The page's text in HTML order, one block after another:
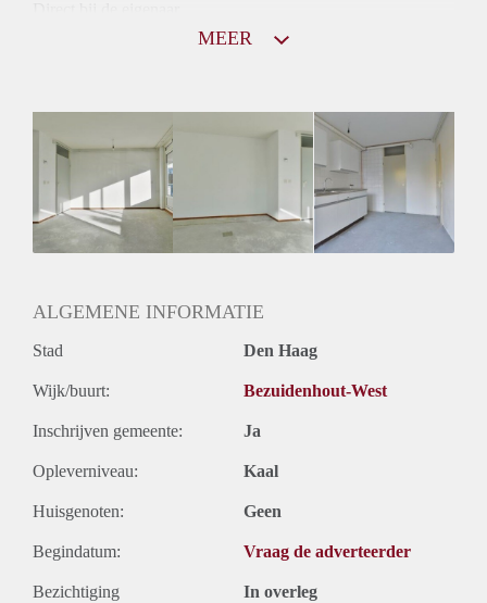
Huurtoeslag
Mogelijk
2,6 X Maandhuur Bruto
Huurtermijn
Onbepaalde termijn
MEER
ALGEMENE INFORMATIE
Stad Den Haag
Wijk/buurt: Bezuidenhout-West
Inschrijven gemeente: Ja
Opleverniveau: Kaal
Huisgenoten: Geen
Begindatum: Vraag de adverteerder
Bezichtiging In overleg